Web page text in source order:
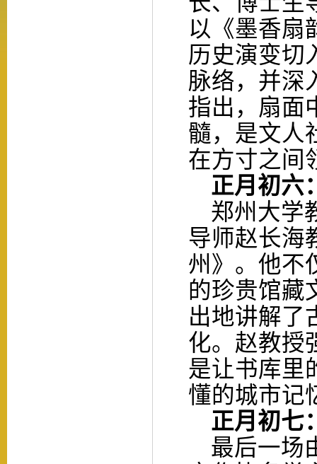
以《墨香扇
历史演变切
脉络，并深
指出，扇面
髓，是文人
在方寸之间
正月初六
郑州大学
导师赵长海
州》。他不
的珍贵馆藏
出地讲解了
化。赵教授
是让书库里
懂的城市记
正月初七
最后一场